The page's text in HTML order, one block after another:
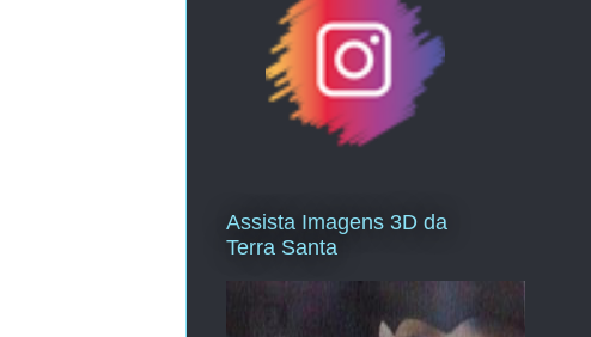
Assista Imagens 3D da
Terra Santa